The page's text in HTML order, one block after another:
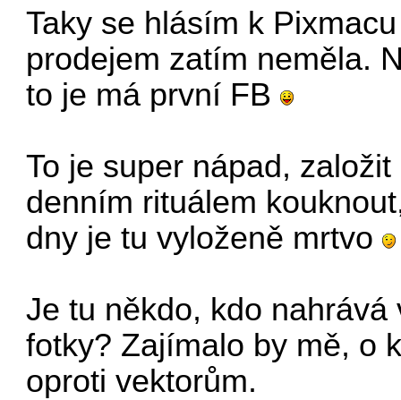
Taky se hlásím k
prodejem zatím neměla.
to je má první FB
To je super nápad,
denním rituálem
dny je tu vyloženě mrtvo
Je tu někdo, kdo
fotky? Zajímalo by mě, o
oproti vektorům.